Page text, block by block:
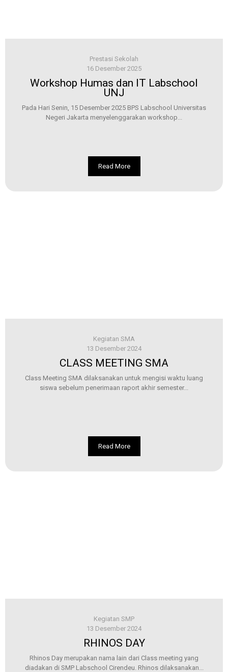
Prestasi Sekolah
16 Desember 2025
Workshop Humas dan IT Labschool
UNJ
Pada Hari Senin, 15 Desember 2025 BPS Labschool Universitas
Negeri Jakarta menyelenggarakan workshop...
Read More
Kegiatan SMA
13 Desember 2024
CLASS MEETING SMA
Class Meeting SMA dilaksanakan untuk mengisi waktu luang
siswa sebelum penerimaan raport akhir semester...
Read More
Kegiatan SMP
13 Desember 2024
RHINOS DAY
Rhinos Day merupakan nama lain dari Class meeting yang
diadakan di SMP Labschool Cirendeu. Rhinos dilaksanakan...